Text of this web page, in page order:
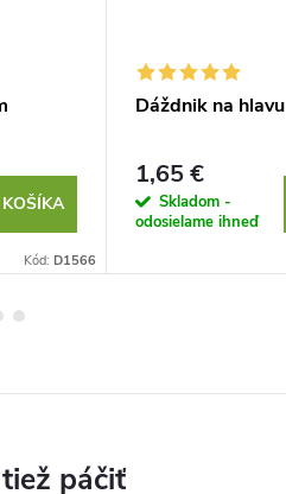
Kód: D1566
Dáždnik na hlavu
1,65 €
Skladom -
odosielame ihneď